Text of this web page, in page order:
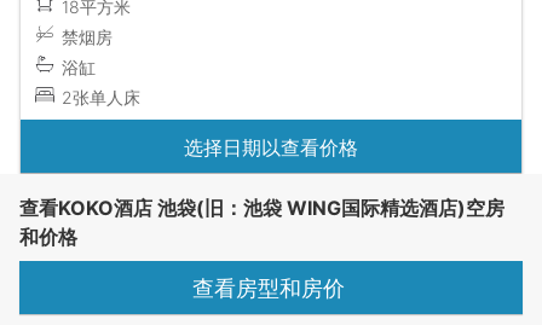
18平方米
禁烟房
浴缸
2张单人床
选择日期以查看价格
查看KOKO酒店 池袋(旧：池袋 WING国际精选酒店)空房
和价格
查看房型和房价